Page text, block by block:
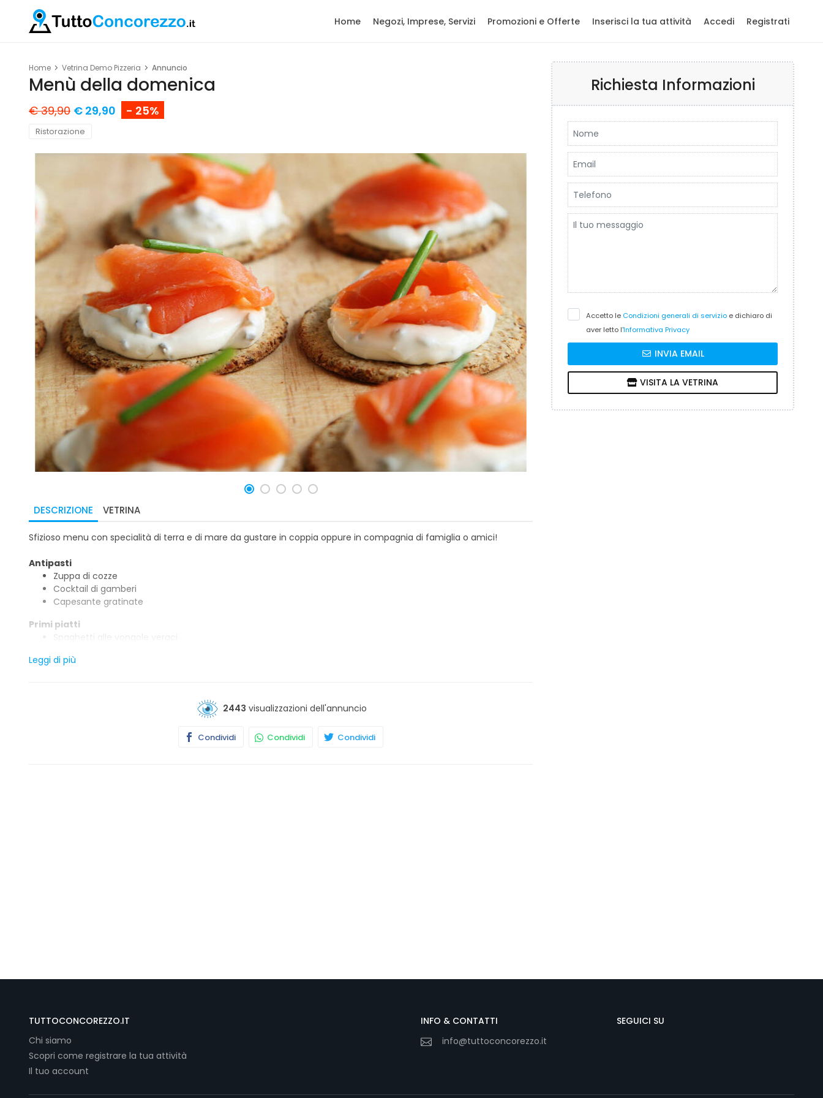
Home Negozi, Imprese, Servizi Promozioni e Offerte Inserisci la tua attività Accedi Registrati
Home Vetrina Demo Pizzeria Annuncio
Menù della domenica
€ 39,90 € 29,90 - 25%
Ristorazione
DESCRIZIONE VETRINA
Sfizioso menu con specialità di terra e di mare da gustare in coppia oppure in compagnia di famiglia o amici!
Antipasti
Zuppa di cozze
Cocktail di gamberi
Capesante gratinate
Primi piatti
Spaghetti alle vongole veraci
Tagliatelle salmone e gamberetti
Leggi di più
2443 visualizzazioni dell'annuncio
Condividi Condividi Condividi
Richiesta Informazioni
Accetto le Condizioni generali di servizio e dichiaro di
aver letto l'Informativa Privacy
INVIA EMAIL
VISITA LA VETRINA
TUTTOCONCOREZZO.IT
Chi siamo
Scopri come registrare la tua attività
Il tuo account
INFO & CONTATTI
info@tuttoconcorezzo.it
SEGUICI SU